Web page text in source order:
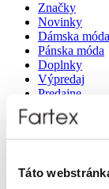
Táto
Značky
Novinky
Dámska móda
Pánska móda
Doplnky
Výpredaj
Predajne
O nás
Kontakt